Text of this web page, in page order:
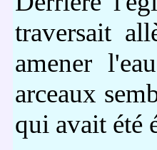
traversait
amener
arceaux
qui avait été